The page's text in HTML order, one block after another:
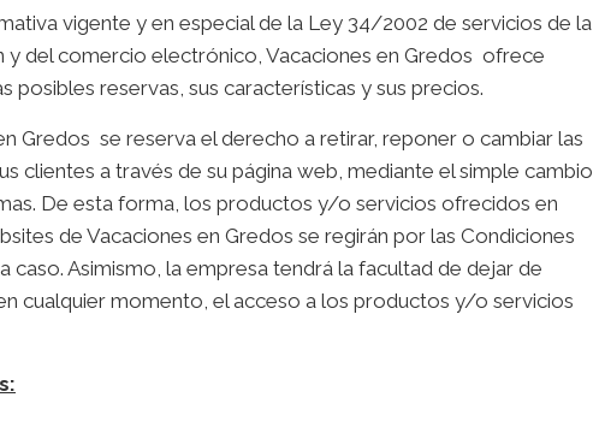
vigente y en especial de la Ley 34/2002 de servicios de la
y del comercio electrónico, Vacaciones en Gredos ofrece
posibles reservas, sus características y sus precios.
Gredos se reserva el derecho a retirar, reponer o cambiar las
clientes a través de su página web, mediante el simple cambio
De esta forma, los productos y/o servicios ofrecidos en
de Vacaciones en Gredos se regirán por las Condiciones
caso. Asimismo, la empresa tendrá la facultad de dejar de
cualquier momento, el acceso a los productos y/o servicios